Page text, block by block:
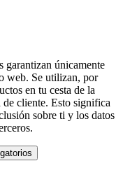
garantizan únicamente
web. Se utilizan, por
en tu cesta de la
cliente. Esto significa
sobre ti y los datos